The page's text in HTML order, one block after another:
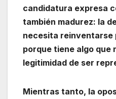
candidatura expresa
también madurez: la
necesita reinventarse
porque tiene algo que
legitimidad de ser
Mientras tanto, la